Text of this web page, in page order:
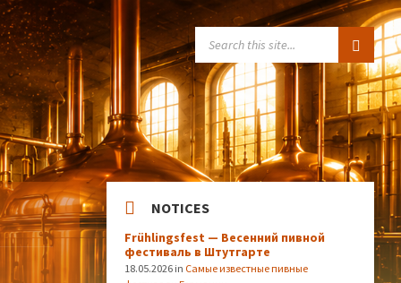
NOTICES
Frühlingsfest — Весенний пивной
фестиваль в Штутгарте
18.05.2026 in Самые известные пивные